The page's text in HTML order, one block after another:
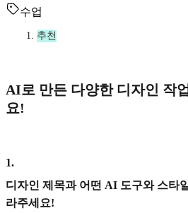
수업
추천
AI로 만든 다양한 디자인 작
요!
1.
디자인 제목과 어떤 AI 도구와 스타
라주세요!